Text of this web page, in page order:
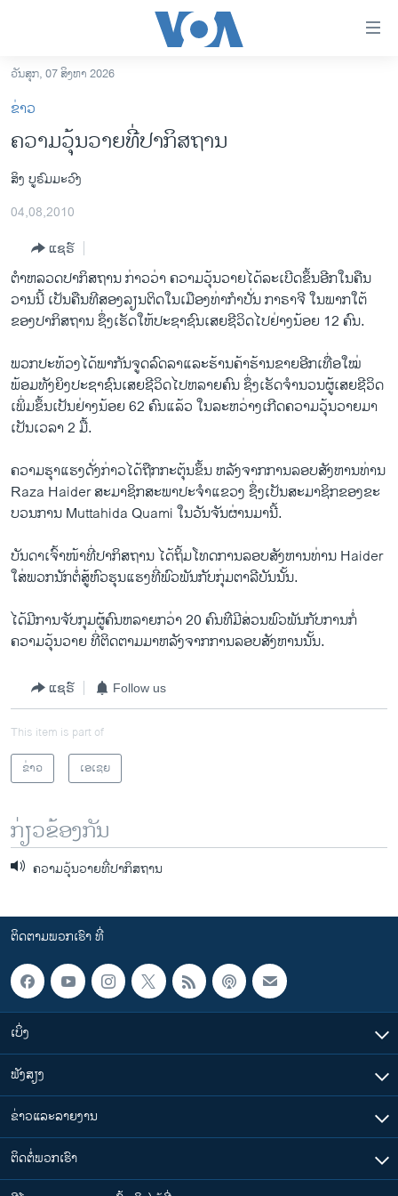
ເຂົ້າ
ຫາ
ຂ້າມ
ຂ້າມ
ໄປ
ຫາ
ອາເມຣິກາ
ການເລືອກຕັ້ງ ປະທານາທີບໍດີ ສະຫະລັດ 2024
ຂ່າວ​ຈີນ
ໂລກ
ເອເຊຍ
ອິດສະຫຼະພາບດ້ານການຂ່າວ
ຊີວິດຊາວລາວ
ຊຸມຊົນຊາວລາວ
ວິທະຍາສາດ-ເທັກໂນໂລຈີ
ພາສາອັງກິດ
ວີດີໂອ
ລາຍການກະຈາຍສຽງ
ຕິດຕາມພວກເຮົາ ທີ່
ວັນສຸກ, 07 ສິງຫາ 2026
ຂ່າວ
ຄວາມວຸ້ນວາຍທີ່ປາກິສຖານ
ສິງ ບູຣົມມະວົງ
04,08,2010
ແຊຣ໌
ຕໍາຫລວດ​ປາ​ກິ​ສຖານ ກ່າວ​ວ່າ ຄວາມ​ວຸ້ນວາຍ​ໄດ້ລະ​ເບີດ​ຂຶ້ນ​ອີກ​ໃນ​ຄືນ​
ວານ​ນີ້ ເປັນ​ຄືນ​ທີສອງ​ລຽນຕິດ​ໃນ​ເມືອງ​ທ່າ​ກຳ​ປັ່ນ ກາຣາຈີ ​ໃນ​ພາກ​ໃຕ້​
ຂອງ​ປາ​ກິ​ສຖານ ຊຶ່ງ​ເຮັດ​ໃຫ້​ປະຊາຊົນ​ເສຍ​ຊີວິດ​ໄປ​ຢ່າງ​ນ້ອຍ 12 ຄົນ.
ພວກ​ປະ​ທ້ວງ​ໄດ້​ພາກັນ​ຈູດ​ລົດ​ລາ​ແລະ​ຮ້ານ​ຄ້າ​ຮ້ານ​ຂາຍ​ອີກເທື່ອໃໝ່
ພ້ອມ​ທັງ​ຍິງ​ປະຊາຊົນ​ເສຍ​ຊີວິດ​ໄປ​ຫລາຍ​ຄົນ ຊຶ່ງເຮັດຈໍານວນຜູ້​ເສຍ​ຊີວິດ​ ​
ເພິ່ມຂຶ້ນ​ເປັນຢ່າງ​ນ້ອຍ 62 ຄົນ​ແລ້ວ ​ໃນ​ລະຫວ່າງ​ເກີດ​ຄວາມ​ວຸ້ນວາຍ​ມາ​
ເປັນ​ເວລາ 2 ມື້.
ຄວາມຮຸາ​ແຮງດັ່ງກ່າວ​ໄດ້​ຖືກກະ​ຕຸ້ນ​ຂຶ້ນ​ ຫລັງ​ຈາກ​ການ​ລອບ​ສັງຫານ​ທ່ານ
Raza Haider ສະມາຊິກ​ສະພາ​ປະ​ຈໍາ​ແຂວງ ຊຶ່ງເປັນສະມາຊິກ​ຂອງ​ຂະ​
ບວນການ Muttahida Quami ​ໃນ​ວັນ​ຈັນ​ຜ່ານ​ມາ​ນີ້.
ບັນດາ​ເຈົ້າ​ໜ້າທີ່​ປາ​ກິ​ສຖານ ​ໄດ້​ຖິ້ມ​ໂທດ​ການ​ລອບ​ສັງຫານ​ທ່ານ Haider
ໃສ່​ພວກ​ນັກ​ຕໍ່ສູ້​ຫົວ​ຮຸນ​ແຮງ​ທີ່​ພົວພັນ​ກັບ​ກຸ່ມ​ຕາ​ລີ​ບັນ​ນັ້ນ.
ໄດ້​ມີ​ການ​ຈັບ​ກຸມ​ຜູ້​ຄົນ​ຫລາຍ​ກວ່າ 20 ຄົນ​ທ່ີ​ມີ​ສ່ວນ​ພົວພັນ​ກັບ​ການກໍ່​
ຄວາມ​ວຸ້ນວາຍ​ ທີ່​ຕິດຕາມ​ມາຫລັງ​ຈາກ​ການ​ລອບ​ສັງຫານ​ນັ້ນ​.
ແຊຣ໌ Follow us
This item is part of
ຂ່າວ
ເອເຊຍ
ກ່ຽວຂ້ອງກັນ
ຄວາມວຸ້ນວາຍທີ່ປາກິສຖານ
ຕິດຕາມພວກເຮົາ ທີ່
ເບິ່ງ
ຟັງສຽງ
ຂ່າວແລະລາຍງານ
ຕິດຕໍ່ພວກເຮົາ